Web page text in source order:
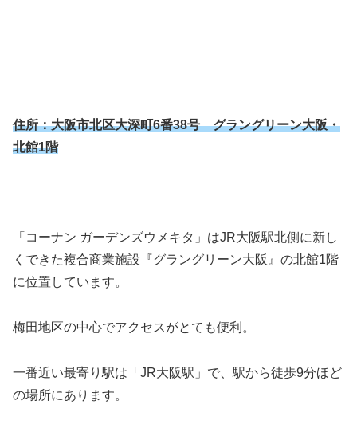
住所：大阪市北区大深町6番38号 グラングリーン大阪・
北館1階
「コーナン ガーデンズウメキタ」はJR大阪駅北側に新し
くできた複合商業施設『グラングリーン大阪』の北館1階
に位置しています。
梅田地区の中心でアクセスがとても便利。
一番近い最寄り駅は「JR大阪駅」で、駅から徒歩9分ほど
の場所にあります。